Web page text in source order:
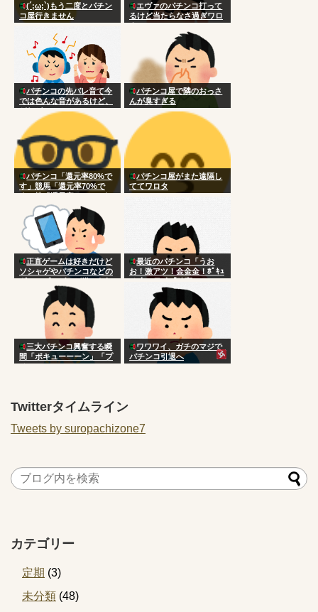
(´;ω;`)もう二度とパチン
コ屋行きません
エヴァのパチンコ打って
るけど当たらなさ過ぎワロ
タ
パチンコの先バレ音て今
では色んな音があるけど、
どれがいい？
パチンコ屋で隣のおっさ
んが臭すぎる
パチンコ「還元率80%で
す」競馬「還元率70%で
す」株「還元率105％です
パチンコ屋がまた遠隔し
ててワロタ
正直ゲームは好きだけど
ソシャゲやパチンコなどの
ギャンブルゲーが嫌いな奴
最近のパチンコ「うお
お！激アツ！金金金！ﾎﾟｷｭ
ｰﾝ！」ワイ「確変か？」
三大パチンコ興奮する瞬
間「ポキューーーン」「プ
チュン！！！！…」
ワワワイ、ガチのマジで
パチンコ引退へ
Twitterタイムライン
Tweets by suropachizone7
カテゴリー
定期 (3)
未分類 (48)